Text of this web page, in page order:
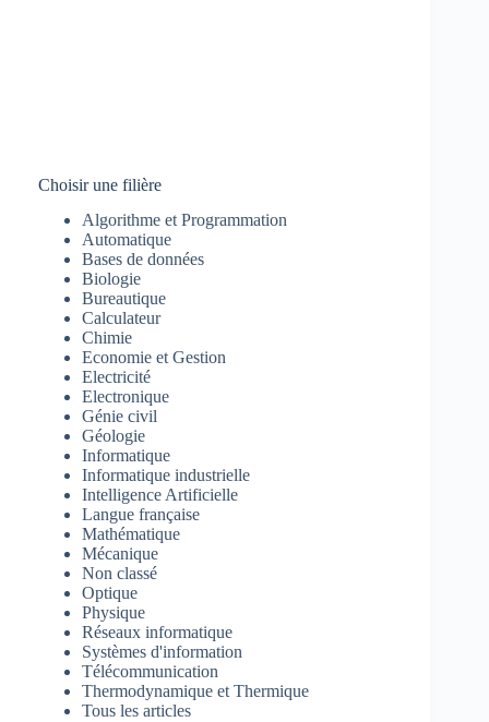
Choisir une filière
Algorithme et Programmation
Automatique
Bases de données
Biologie
Bureautique
Calculateur
Chimie
Economie et Gestion
Electricité
Electronique
Génie civil
Géologie
Informatique
Informatique industrielle
Intelligence Artificielle
Langue française
Mathématique
Mécanique
Non classé
Optique
Physique
Réseaux informatique
Systèmes d'information
Télécommunication
Thermodynamique et Thermique
Tous les articles